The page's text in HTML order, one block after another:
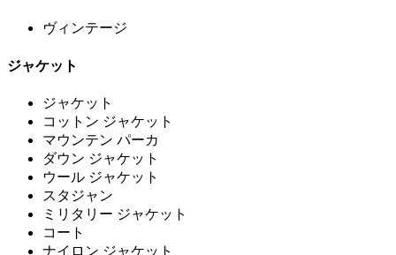
ヴィンテージ
ジャケット
ジャケット
コットン ジャケット
マウンテン パーカ
ダウン ジャケット
ウール ジャケット
スタジャン
ミリタリー ジャケット
コート
ナイロン ジャケット